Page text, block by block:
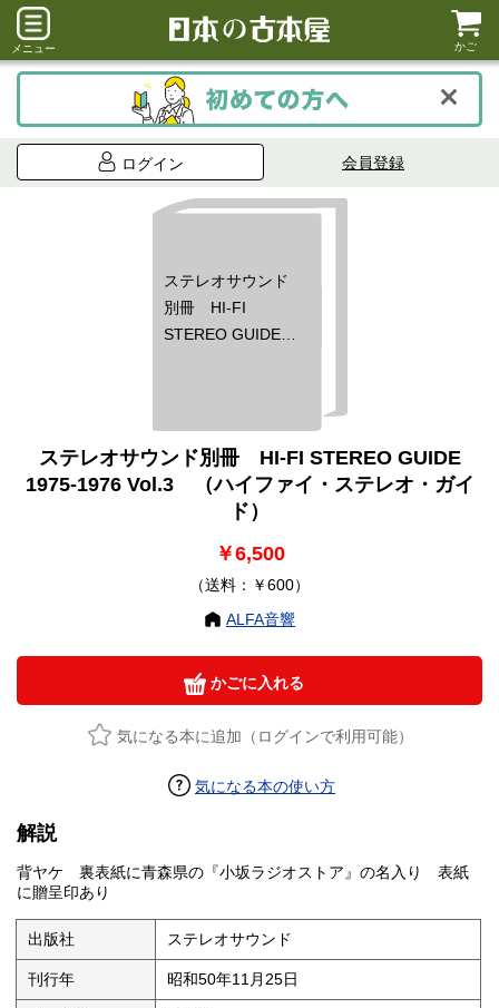
メニュー かご
ログイン 会員登録
ステレオサウンド
別冊 HI-FI
STEREO GUIDE
ステレオサウンド別冊 HI-FI STEREO GUIDE
1975-1976 Vol.3 （ハイファイ・ステレオ・ガイ
ド）
￥6,500
（送料：￥600）
ALFA音響
かごに入れる
気になる本に追加（ログインで利用可能）
気になる本の使い方
解説
背ヤケ 裏表紙に青森県の『小坂ラジオストア』の名入り 表紙
に贈呈印あり
出版社 ステレオサウンド
刊行年 昭和50年11月25日